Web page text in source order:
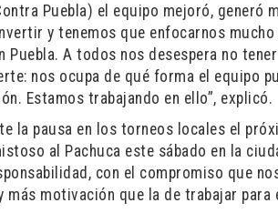
Puebla) el equipo mejoró, generó
y tenemos que enfocarnos
Puebla. A todos nos desespera no
nos ocupa de qué forma el equipo
Estamos trabajando en ello”, explicó.
la pausa en los torneos locales el
al Pachuca este sábado en la
con el compromiso que
más motivación que la de trabajar